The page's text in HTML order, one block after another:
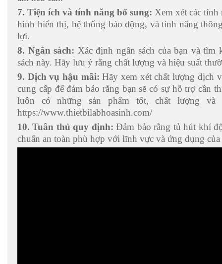
7. Tiện ích và tính năng bổ sung: Xem xét các tính
hình hiển thị, hệ thống báo động, và tính năng
lợi.
8. Ngân sách: Xác định ngân sách của bạn và
sách này. Hãy lưu ý rằng chất lượng và hiệu suất
9. Dịch vụ hậu mãi: Hãy xem xét chất lượng dịch
cung cấp để đảm bảo rằng bạn sẽ có sự hỗ trợ cần
luôn có những sản phẩm tốt, chất lượng
https://www.thietbilabhoasinh.com/
10. Tuân thủ quy định: Đảm bảo rằng tủ hút khí
chuẩn an toàn phù hợp với lĩnh vực và ứng dụng của